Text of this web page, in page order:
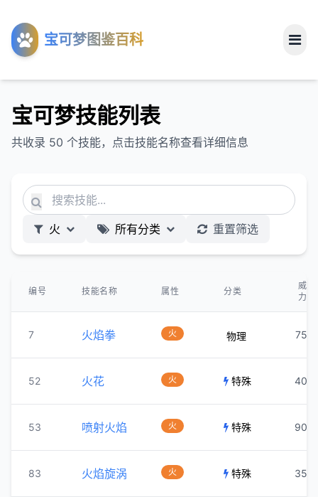
宝可梦图鉴百科
工具
关于
宝可梦技能列表
共收录 50 个技能，点击技能名称查看详细信息
火 所有分类 重置筛选
编号 技能名称 属性 分类
威
力
7 火焰拳 火 物理 75
52 火花 火 特殊 40
53 喷射火焰 火 特殊 90
83 火焰旋涡 火 特殊 35